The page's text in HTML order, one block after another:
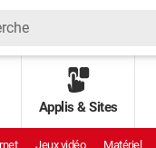
Applis & Sites
Jeux vidéo Matériel